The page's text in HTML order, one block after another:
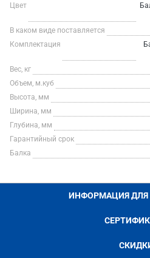
Цвет
В каком виде поставляется
Комплектация
Вес, кг
Объем, м.куб
Высота, мм
Ширина, мм
Глубина, мм
Гарантийный срок
Балка
ИНФОРМАЦИЯ